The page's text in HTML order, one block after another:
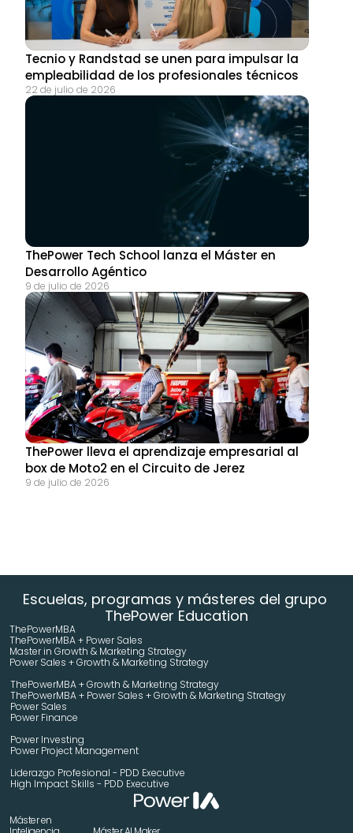
Tecnio y Randstad se unen para impulsar la
empleabilidad de los profesionales técnicos
22 de julio de 2026
ThePower Tech School lanza el Máster en
Desarrollo Agéntico
9 de julio de 2026
ThePower lleva el aprendizaje empresarial al
box de Moto2 en el Circuito de Jerez
9 de julio de 2026
Escuelas, programas y másteres del grupo
ThePower Education
ThePowerMBA
ThePowerMBA + Power Sales
Master in Growth & Marketing Strategy
Power Sales + Growth & Marketing Strategy
ThePowerMBA + Growth & Marketing Strategy
ThePowerMBA + Power Sales + Growth & Marketing Strategy
Power Sales
Power Finance
Power Investing
Power Project Management
Liderazgo Profesional - PDD Executive
High Impact Skills - PDD Executive
Máster en